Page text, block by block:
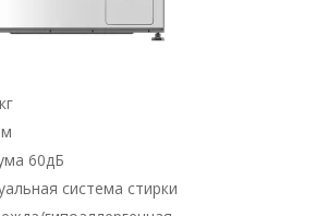
60дБ
система стирки